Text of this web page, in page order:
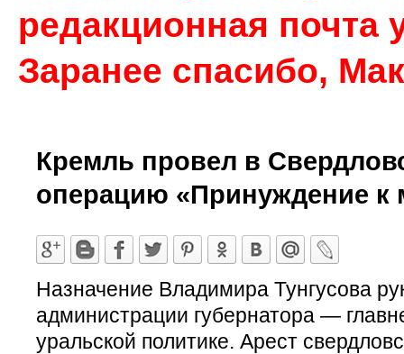
редакционная почта
Заранее спасибо,
Кремль провел в
операцию «Принуждение к
Назначение Владимира Тунгусова
администрации губернатора —
уральской политике. Арест